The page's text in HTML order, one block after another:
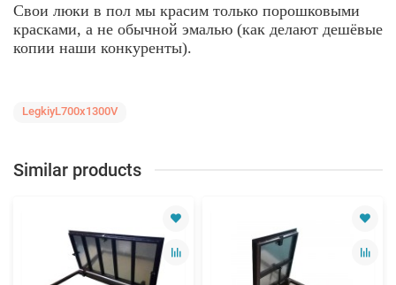
Свои люки в пол мы красим только порошковыми
красками, а не обычной эмалью (как делают дешёвые
копии наши конкуренты).
LegkiyL700x1300V
Similar products